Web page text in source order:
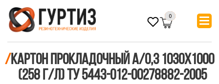
0
/Картон прокладочный А/0,3 1030х1000
(258 г/л) ТУ 5443-012-00278882-2005